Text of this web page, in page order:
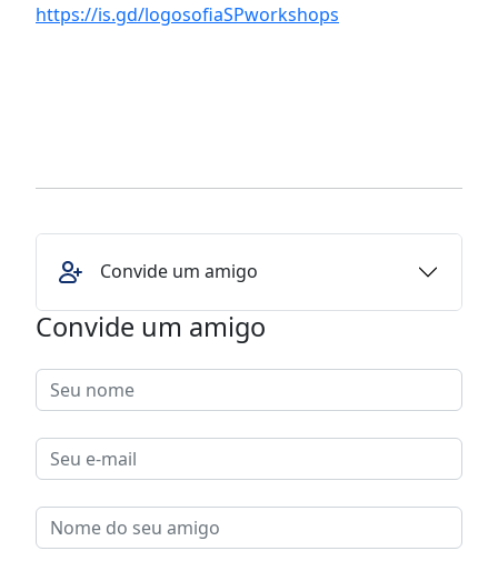
https://is.gd/logosofiaSPworkshops
Convide um amigo
Convide um amigo